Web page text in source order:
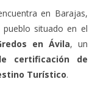
encuentra en Barajas,
situado en el
en Ávila , un
Turístico